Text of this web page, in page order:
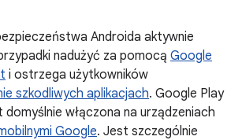
Androida aktywnie
nadużyć za pomocą Google
i ostrzega użytkowników
szkodliwych aplikacjach. Google Play
włączona na urządzeniach
Google. Jest szczególnie